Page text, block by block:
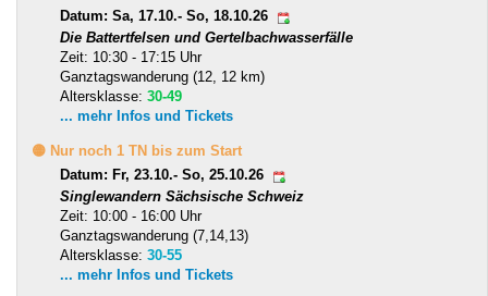
Datum: Sa, 17.10.- So, 18.10.26
Die Battertfelsen und Gertelbachwasserfälle
Zeit: 10:30 - 17:15 Uhr
Ganztagswanderung (12, 12 km)
Altersklasse: 30-49
... mehr Infos und Tickets
🟡 Nur noch 1 TN bis zum Start
Datum: Fr, 23.10.- So, 25.10.26
Singlewandern Sächsische Schweiz
Zeit: 10:00 - 16:00 Uhr
Ganztagswanderung (7,14,13)
Altersklasse: 30-55
... mehr Infos und Tickets